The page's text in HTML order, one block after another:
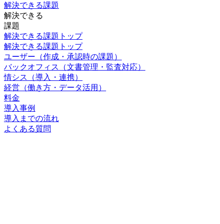
解決できる課題
解決できる
課題
解決できる課題トップ
解決できる課題トップ
ユーザー （作成・承認時の課題）
バックオフィス
（文書管理・監査対応）
情シス
（導入・連携）
経営 （働き方・データ活用）
料金
導入事例
導入までの流れ
よくある質問